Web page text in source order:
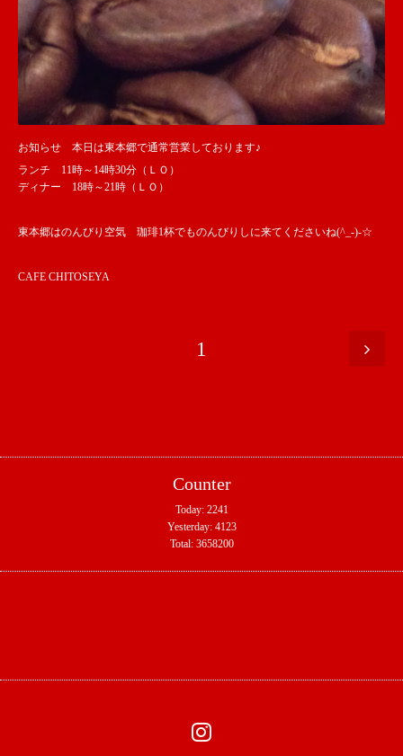
お知らせ 本日は東本郷で通常営業しております♪
ランチ 11時～14時30分（ＬＯ）
ディナー 18時～21時（ＬＯ）
東本郷はのんびり空気 珈琲1杯でものんびりしに来てくださいね(^_-)-☆
CAFE CHITOSEYA
1
Counter
Today: 2241
Yesterday: 4123
Total: 3658200